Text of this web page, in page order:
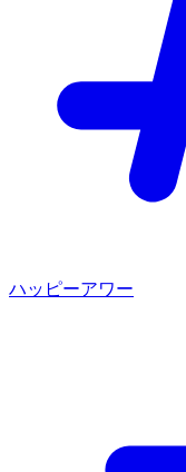
ハッピーアワー